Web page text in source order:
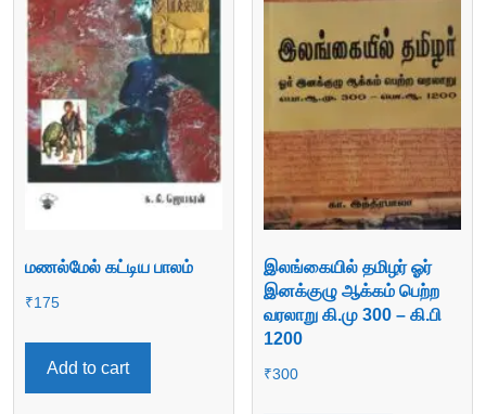
மணல்மேல் கட்டிய பாலம்
₹175
Add to cart
இலங்கையில் தமிழர் ஓர்
இனக்குழு ஆக்கம் பெற்ற
வரலாறு கி.மு 300 – கி.பி
1200
₹300